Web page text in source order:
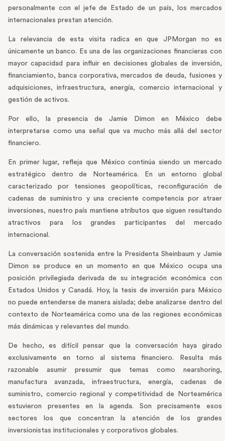
personalmente con el jefe de Estado de un país, los mercados
internacionales prestan atención.
La relevancia de esta visita radica en que JPMorgan no es
únicamente un banco. Es una de las organizaciones financieras con
mayor capacidad para influir en decisiones globales de inversión,
financiamiento, banca corporativa, mercados de deuda, fusiones y
adquisiciones, infraestructura, energía, comercio internacional y
gestión de activos.
Por ello, la presencia de Jamie Dimon en México debe
interpretarse como una señal que va mucho más allá del sector
financiero.
En primer lugar, refleja que México continúa siendo un mercado
estratégico dentro de Norteamérica. En un entorno global
caracterizado por tensiones geopolíticas, reconfiguración de
cadenas de suministro y una creciente competencia por atraer
inversiones, nuestro país mantiene atributos que siguen resultando
atractivos para los grandes participantes del mercado
internacional.
La conversación sostenida entre la Presidenta Sheinbaum y Jamie
Dimon se produce en un momento en que México ocupa una
posición privilegiada derivada de su integración económica con
Estados Unidos y Canadá. Hoy, la tesis de inversión para México
no puede entenderse de manera aislada; debe analizarse dentro del
contexto de Norteamérica como una de las regiones económicas
más dinámicas y relevantes del mundo.
De hecho, es difícil pensar que la conversación haya girado
exclusivamente en torno al sistema financiero. Resulta más
razonable asumir presumir que temas como nearshoring,
manufactura avanzada, infraestructura, energía, cadenas de
suministro, comercio regional y competitividad de Norteamérica
estuvieron presentes en la agenda. Son precisamente esos
sectores los que concentran la atención de los grandes
inversionistas institucionales y corporativos globales.